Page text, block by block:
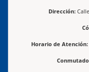
Dirección:
Horario de Atención: